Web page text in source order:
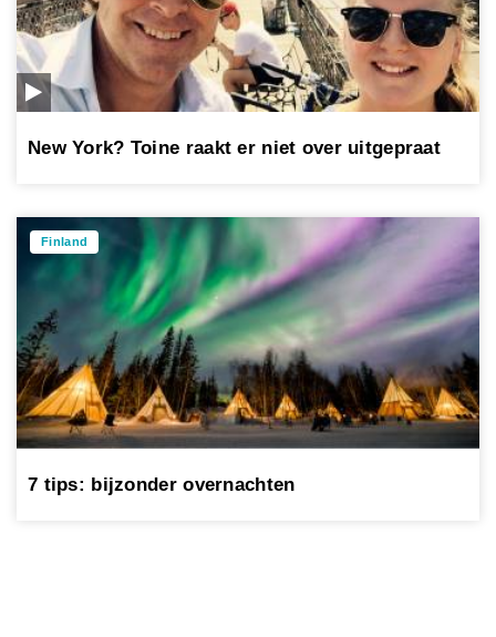
New York? Toine raakt er niet over uitgepraat
Finland
7 tips: bijzonder overnachten